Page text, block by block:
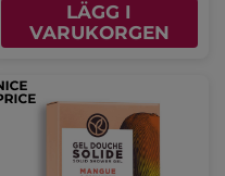
LÄGG I
VARUKORGEN